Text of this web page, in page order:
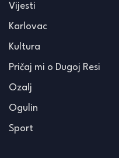
Vijesti
Karlovac
Kultura
Pričaj mi o Dugoj Resi
Ozalj
Ogulin
Sport